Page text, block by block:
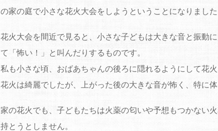
の家の庭で小さな花火大会をしようということになりました
花火大会を間近で見ると、小さな子どもは大きな音と振動
て「怖い！」と叫んだりするものです。
私も小さな頃、おばあちゃんの後ろに隠れるようにして花火
花火は綺麗でしたが、上がった後の大きな音が怖く、特に
家の花火でも、子どもたちは火薬の匂いや予想もつかない
持とうとしません。